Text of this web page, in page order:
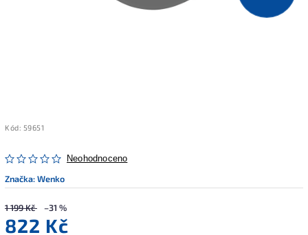
Kód: 59651
Neohodnoceno
Značka:Wenko
1 199 Kč –31 %
822 Kč